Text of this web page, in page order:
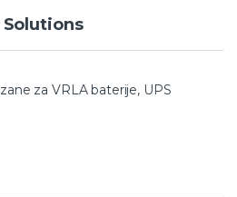
Solutions
za VRLA baterije, UPS